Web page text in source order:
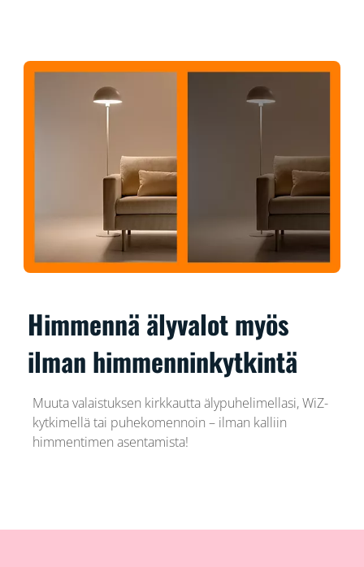
Himmennä älyvalot myös
ilman himmenninkytkintä
Muuta valaistuksen kirkkautta älypuhelimellasi, WiZ-
kytkimellä tai puhekomennoin – ilman kalliin
himmentimen asentamista!